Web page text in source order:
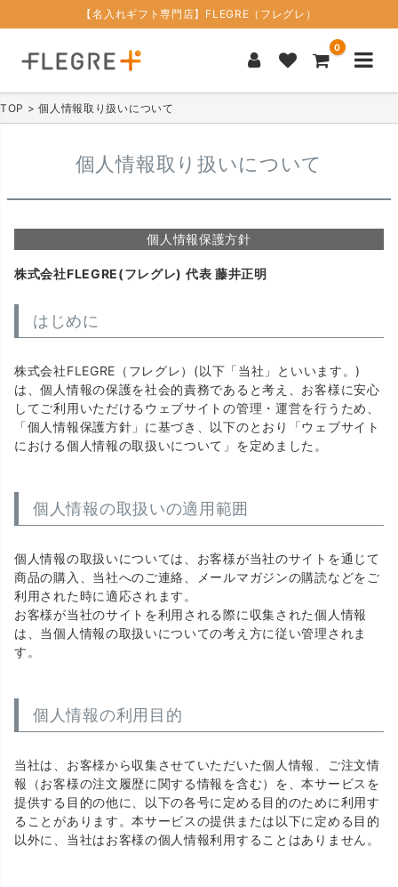
【名入れギフト専門店】FLEGRE（フレグレ）
0
TOP 個人情報取り扱いについて
個人情報取り扱いについて
個人情報保護方針
株式会社FLEGRE(フレグレ) 代表 藤井正明
はじめに
株式会社FLEGRE（フレグレ）(以下「当社」といいます。)
は、個人情報の保護を社会的責務であると考え、お客様に安心
してご利用いただけるウェブサイトの管理・運営を行うため、
「個人情報保護方針」に基づき、以下のとおり「ウェブサイト
における個人情報の取扱いについて」を定めました。
個人情報の取扱いの適用範囲
個人情報の取扱いについては、お客様が当社のサイトを通じて
商品の購入、当社へのご連絡、メールマガジンの購読などをご
利用された時に適応されます。
お客様が当社のサイトを利用される際に収集された個人情報
は、当個人情報の取扱いについての考え方に従い管理されま
す。
個人情報の利用目的
当社は、お客様から収集させていただいた個人情報、ご注文情
報（お客様の注文履歴に関する情報を含む）を、本サービスを
提供する目的の他に、以下の各号に定める目的のために利用す
ることがあります。本サービスの提供または以下に定める目的
以外に、当社はお客様の個人情報利用することはありません。